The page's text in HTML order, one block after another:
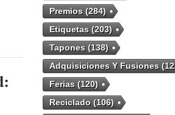
Premios(284)
Etiquetas(203)
Tapones(138)
Adquisiciones Y Fusiones
Ferias(120)
Reciclado(106)